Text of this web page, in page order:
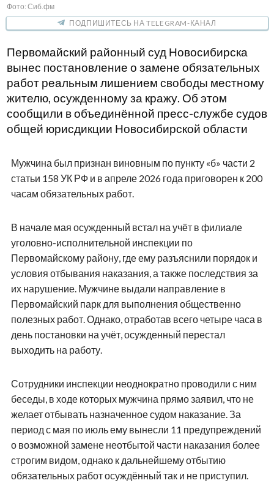
Фото: Сиб.фм
ПОДПИШИТЕСЬ НА TELEGRAM-КАНАЛ
Первомайский районный суд Новосибирска
вынес постановление о замене обязательных
работ реальным лишением свободы местному
жителю, осужденному за кражу. Об этом
сообщили в объединённой пресс-службе судов
общей юрисдикции Новосибирской области
Мужчина был признан виновным по пункту «б» части 2
статьи 158 УК РФ и в апреле 2026 года приговорен к 200
часам обязательных работ.
В начале мая осужденный встал на учёт в филиале
уголовно-исполнительной инспекции по
Первомайскому району, где ему разъяснили порядок и
условия отбывания наказания, а также последствия за
их нарушение. Мужчине выдали направление в
Первомайский парк для выполнения общественно
полезных работ. Однако, отработав всего четыре часа в
день постановки на учёт, осужденный перестал
выходить на работу.
Сотрудники инспекции неоднократно проводили с ним
беседы, в ходе которых мужчина прямо заявил, что не
желает отбывать назначенное судом наказание. За
период с мая по июль ему вынесли 11 предупреждений
о возможной замене неотбытой части наказания более
строгим видом, однако к дальнейшему отбытию
обязательных работ осуждённый так и не приступил.